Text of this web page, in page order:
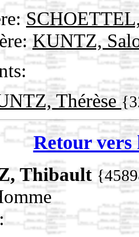
KUNTZ,
Thérèse
Retour vers
Thibault